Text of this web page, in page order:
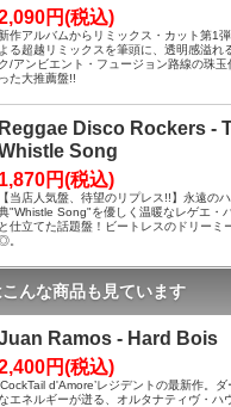
円(税込)
作アルバムからリミックス・カット第1
よる超越リミックスを筆頭に、透明感溢れ
ク/アンビエント・フュージョン路線の珠玉
った大推薦盤!!
Reggae Disco Rockers -
Song
1,870円(税込)
【当店人気盤、待望のリプレス!!】永遠の
"Whistle Song"を優しく温暖なレゲエ・
と仕立てた話題盤！ビートレスのドリーミ
。
んな商品も見ています
Ramos - Hard Bois
円(税込)
d'Amore’レジデントの最新作。
エネルギーが迸る、オルタナティヴ・ハ